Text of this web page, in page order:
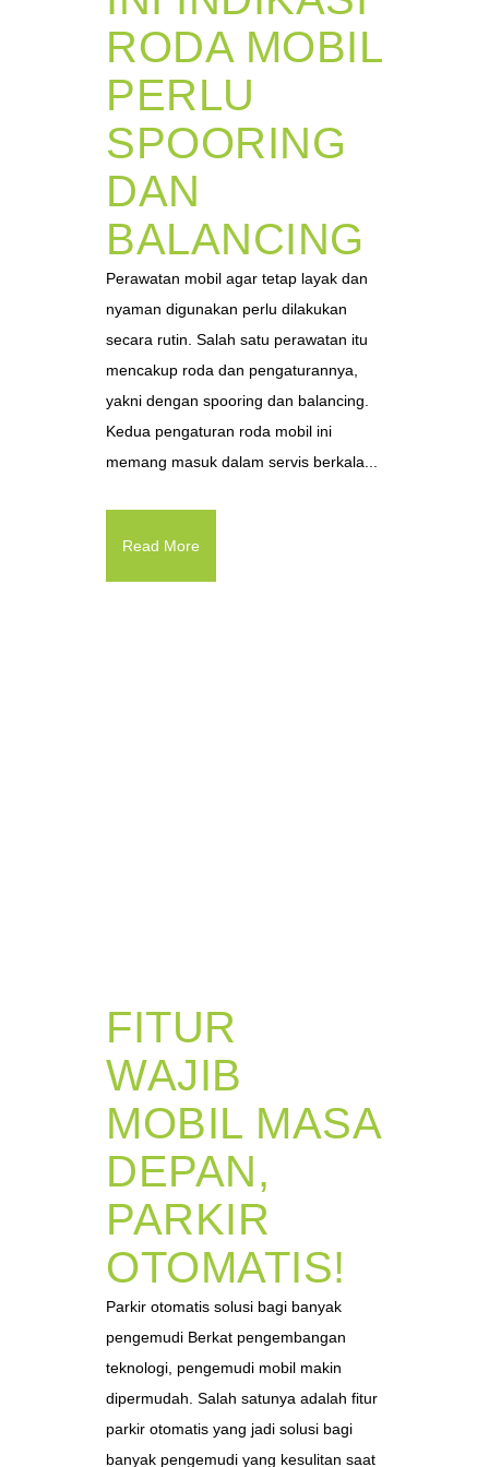
RODA MOBIL
PERLU
SPOORING
DAN
BALANCING
Perawatan mobil agar tetap layak dan
nyaman digunakan perlu dilakukan
secara rutin. Salah satu perawatan itu
mencakup roda dan pengaturannya,
yakni dengan spooring dan balancing.
Kedua pengaturan roda mobil ini
memang masuk dalam servis berkala...
Read More
FITUR
WAJIB
MOBIL MASA
DEPAN,
PARKIR
OTOMATIS!
Parkir otomatis solusi bagi banyak
pengemudi Berkat pengembangan
teknologi, pengemudi mobil makin
dipermudah. Salah satunya adalah fitur
parkir otomatis yang jadi solusi bagi
banyak pengemudi yang kesulitan saat